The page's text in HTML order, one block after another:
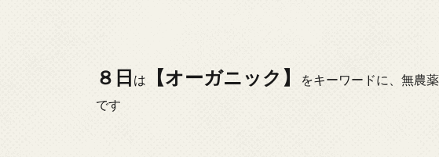
８日 は 【オーガニック】
をキーワードに、無農
です